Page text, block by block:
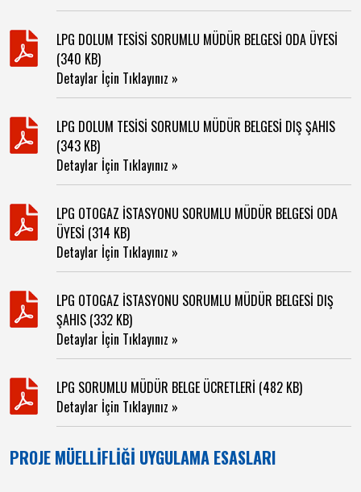
LPG DOLUM TESİSİ SORUMLU MÜDÜR BELGESİ ODA ÜYESİ
(340 KB)
Detaylar İçin Tıklayınız »
LPG DOLUM TESİSİ SORUMLU MÜDÜR BELGESİ DIŞ ŞAHIS
(343 KB)
Detaylar İçin Tıklayınız »
LPG OTOGAZ İSTASYONU SORUMLU MÜDÜR BELGESİ ODA
ÜYESİ (314 KB)
Detaylar İçin Tıklayınız »
LPG OTOGAZ İSTASYONU SORUMLU MÜDÜR BELGESİ DIŞ
ŞAHIS (332 KB)
Detaylar İçin Tıklayınız »
LPG SORUMLU MÜDÜR BELGE ÜCRETLERİ (482 KB)
Detaylar İçin Tıklayınız »
PROJE MÜELLİFLİĞİ UYGULAMA ESASLARI